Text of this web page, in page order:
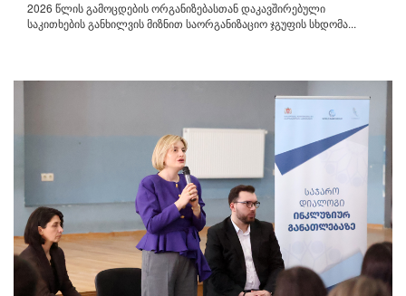
2026 წლის გამოცდების ორგანიზებასთან დაკავშირებული
საკითხების განხილვის მიზნით საორგანიზაციო ჯგუფის სხდომა...